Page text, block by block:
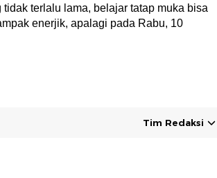
terlalu lama, belajar tatap muka bisa
enerjik, apalagi pada Rabu, 10
Tim Redaksi